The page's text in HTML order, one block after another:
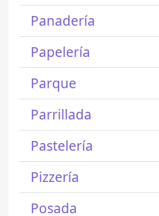
Panadería
Papelería
Parque
Parrillada
Pastelería
Pizzería
Posada